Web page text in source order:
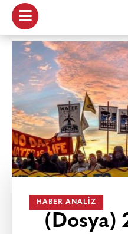
HABER ANALIZ
(Dosya)